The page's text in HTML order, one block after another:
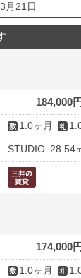
月21日
184,000円
1.0ヶ月
STUDIO 28.54
174,000円
1.0ヶ月